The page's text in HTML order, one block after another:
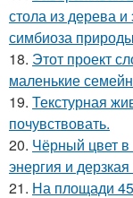
стола из дерева
симбиоза
18. Этот проект
маленькие
19. Текстурная
почувствовать.
20. Чёрный цвет в
энергия и
21. На площади